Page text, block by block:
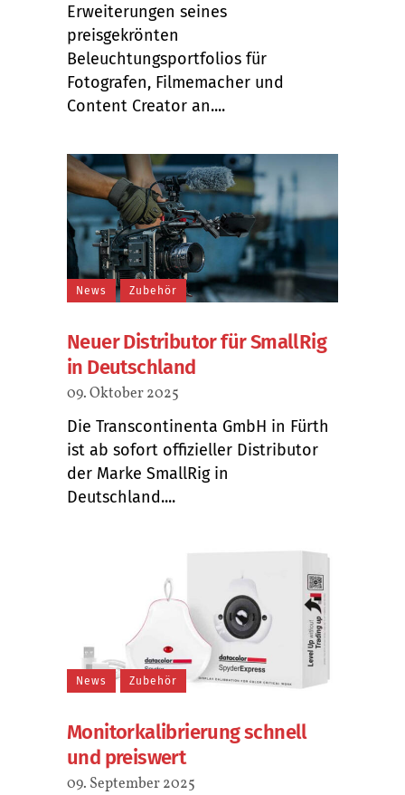
Erweiterungen seines
preisgekrönten
Beleuchtungsportfolios für
Fotografen, Filmemacher und
Content Creator an....
News Zubehör
Neuer Distributor für SmallRig
in Deutschland
09. Oktober 2025
Die Transcontinenta GmbH in Fürth
ist ab sofort offizieller Distributor
der Marke SmallRig in
Deutschland....
News Zubehör
Monitorkalibrierung schnell
und preiswert
09. September 2025